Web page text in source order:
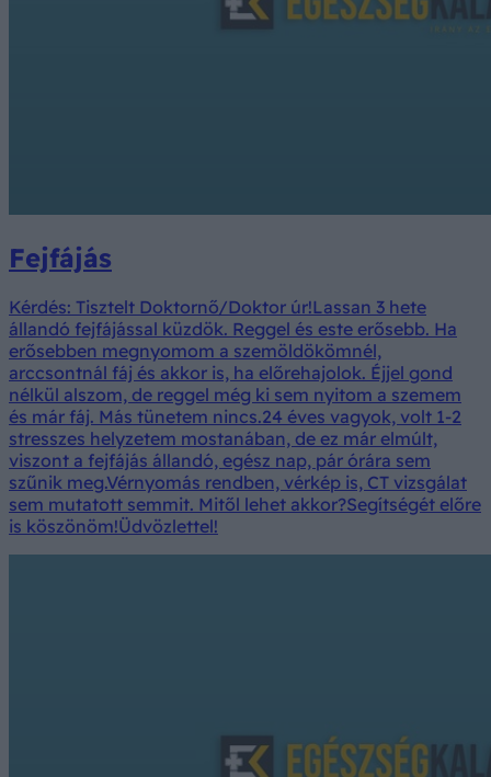
Fejfájás
Kérdés: Tisztelt Doktornő/Doktor úr!Lassan 3 hete
állandó fejfájással küzdök. Reggel és este erősebb. Ha
erősebben megnyomom a szemöldökömnél,
arccsontnál fáj és akkor is, ha előrehajolok. Éjjel gond
nélkül alszom, de reggel még ki sem nyitom a szemem
és már fáj. Más tünetem nincs.24 éves vagyok, volt 1-2
stresszes helyzetem mostanában, de ez már elmúlt,
viszont a fejfájás állandó, egész nap, pár órára sem
szűnik meg.Vérnyomás rendben, vérkép is, CT vizsgálat
sem mutatott semmit. Mitől lehet akkor?Segítségét előre
is köszönöm!Üdvözlettel!